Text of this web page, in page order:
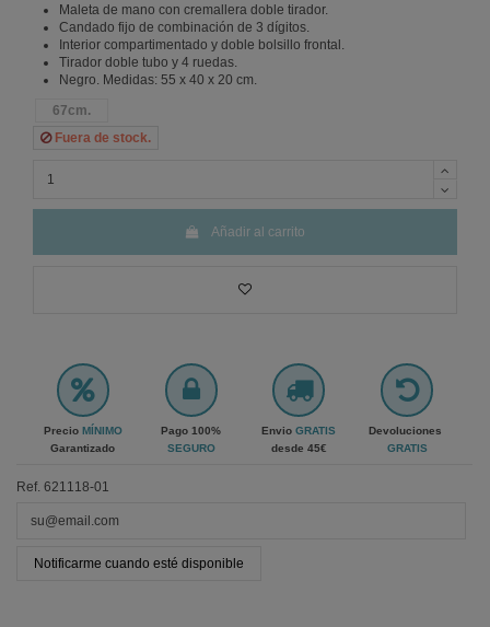
Maleta de mano con cremallera doble tirador.
Candado fijo de combinación de 3 dígitos.
Interior compartimentado y doble bolsillo frontal.
Tirador doble tubo y 4 ruedas.
Negro. Medidas: 55 x 40 x 20 cm.
67cm.
Fuera de stock.
Añadir al carrito
Precio MÍNIMO
Garantizado
Pago 100%
SEGURO
EnvioGRATIS
desde 45€
Devoluciones
GRATIS
Ref. 621118-01
Notificarme cuando esté disponible